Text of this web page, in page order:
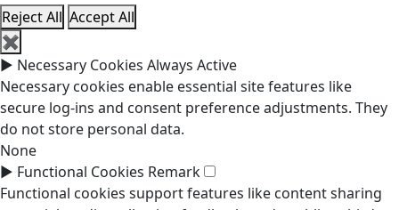
Reject All Accept All
✖
► Necessary Cookies Always Active
Necessary cookies enable essential site features like
secure log-ins and consent preference adjustments. They
do not store personal data.
None
► Functional Cookies Remark
Functional cookies support features like content sharing